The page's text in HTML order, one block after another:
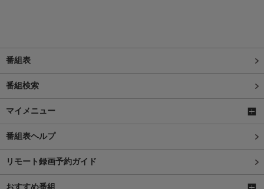
番組表
番組検索
マイメニュー
番組表ヘルプ
リモート録画予約ガイド
おすすめ番組